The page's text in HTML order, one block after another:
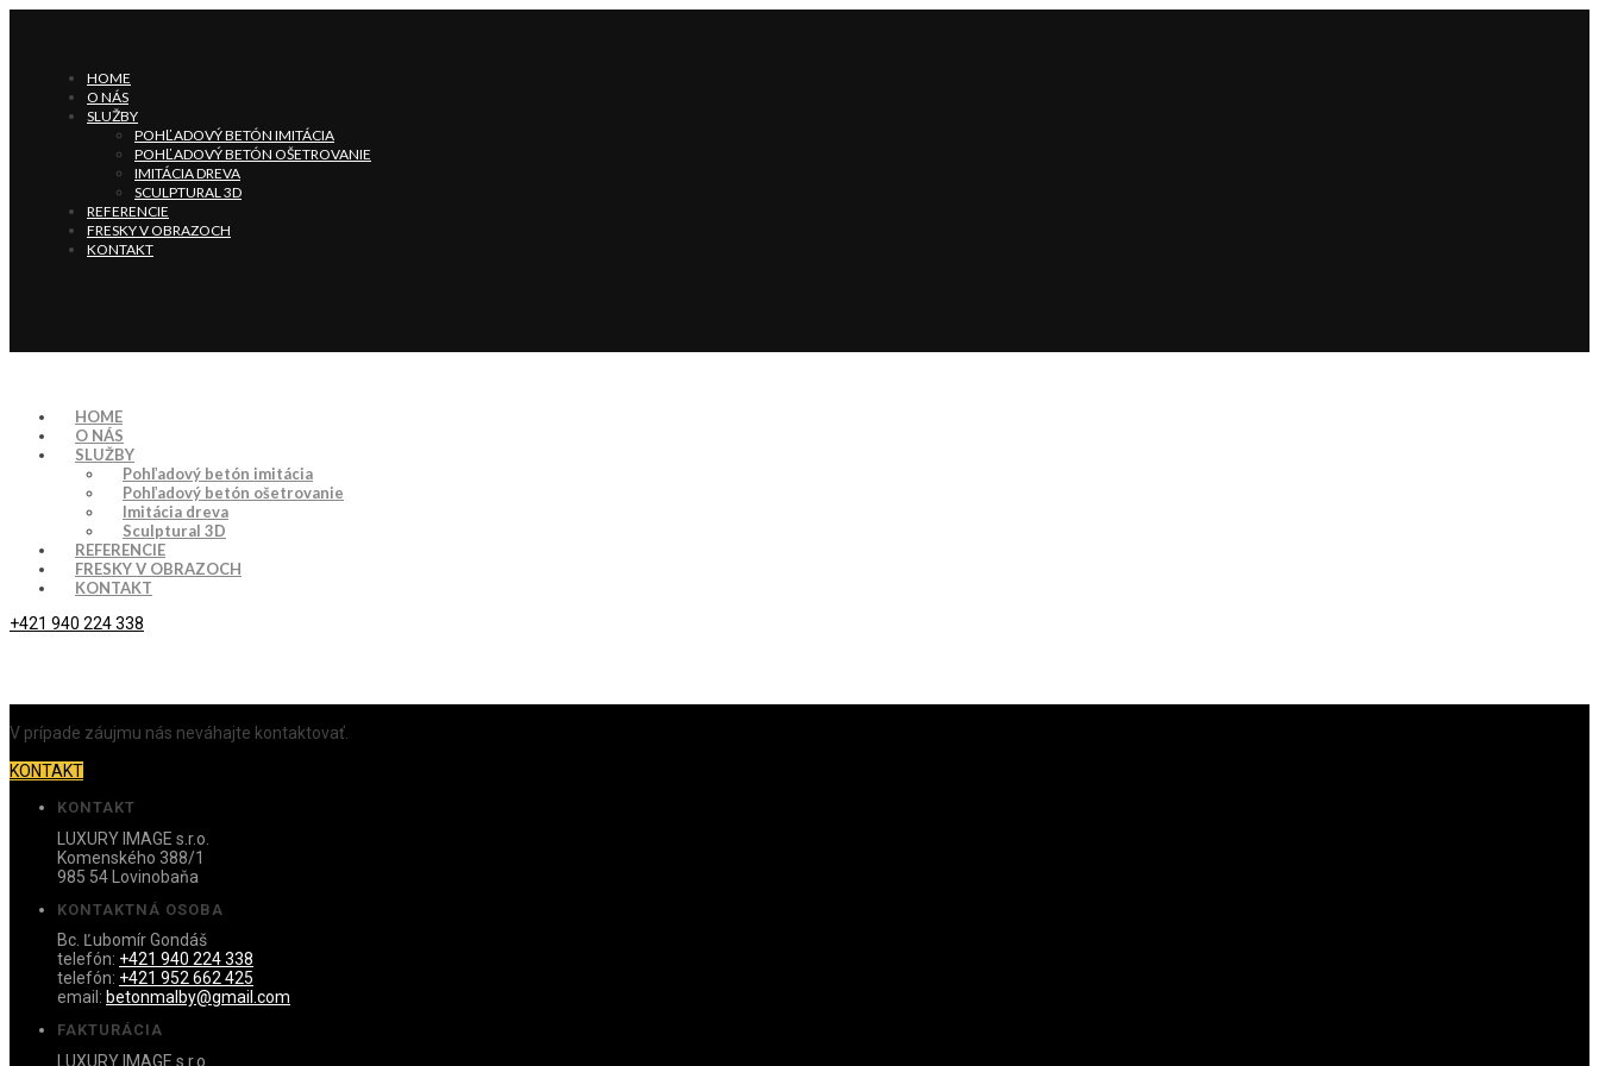
HOME
O NÁS
SLUŽBY
POHĽADOVÝ BETÓN IMITÁCIA
POHĽADOVÝ BETÓN OŠETROVANIE
IMITÁCIA DREVA
SCULPTURAL 3D
REFERENCIE
FRESKY V OBRAZOCH
KONTAKT
HOME
O NÁS
SLUŽBY
Pohľadový betón imitácia
Pohľadový betón ošetrovanie
Imitácia dreva
Sculptural 3D
REFERENCIE
FRESKY V OBRAZOCH
KONTAKT
+421 940 224 338
V prípade záujmu nás neváhajte kontaktovať.
KONTAKT
KONTAKT
LUXURY IMAGE s.r.o.
Komenského 388/1
985 54 Lovinobaňa
KONTAKTNÁ OSOBA
Bc. Ľubomír Gondáš
telefón: +421 940 224 338
telefón: +421 952 662 425
email: betonmalby@gmail.com
FAKTURÁCIA
LUXURY IMAGE s.r.o.